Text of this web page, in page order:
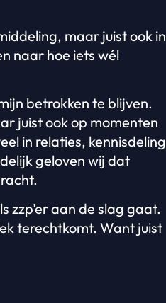
maar juist ook in
naar hoe iets wél
betrokken te blijven.
juist ook op momenten
in relaties, kennisdeling
geloven wij dat
zzp’er aan de slag gaat.
terechtkomt. Want juist